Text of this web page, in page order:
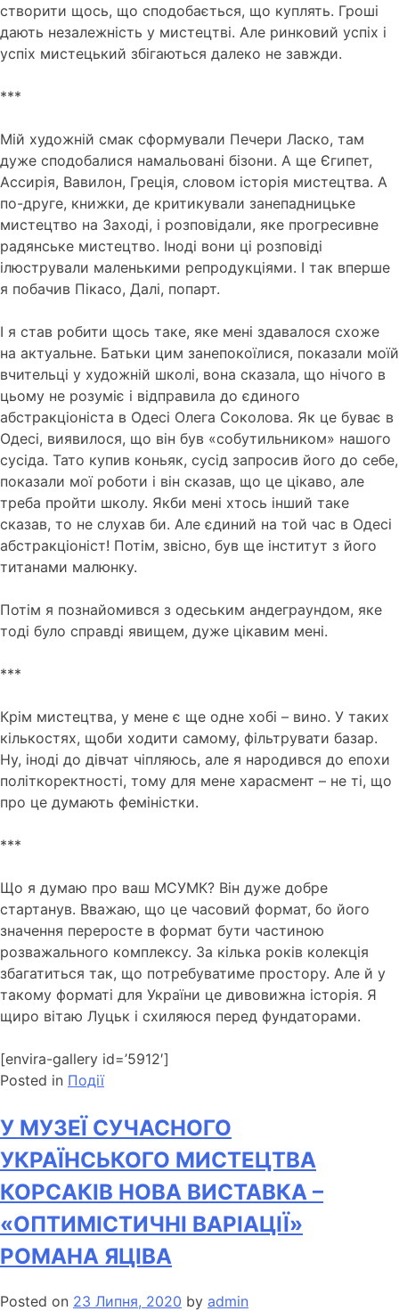
створити щось, що сподобається, що куплять. Гроші
дають незалежність у мистецтві. Але ринковий успіх і
успіх мистецький збігаються далеко не завжди.
***
Мій художній смак сформували Печери Ласко, там
дуже сподобалися намальовані бізони. А ще Єгипет,
Ассирія, Вавилон, Греція, словом історія мистецтва. А
по-друге, книжки, де критикували занепадницьке
мистецтво на Заході, і розповідали, яке прогресивне
радянське мистецтво. Іноді вони ці розповіді
ілюстрували маленькими репродукціями. І так вперше
я побачив Пікасо, Далі, попарт.
І я став робити щось таке, яке мені здавалося схоже
на актуальне. Батьки цим занепокоїлися, показали моїй
вчительці у художній школі, вона сказала, що нічого в
цьому не розуміє і відправила до єдиного
абстракціоніста в Одесі Олега Соколова. Як це буває в
Одесі, виявилося, що він був «собутильником» нашого
сусіда. Тато купив коньяк, сусід запросив його до себе,
показали мої роботи і він сказав, що це цікаво, але
треба пройти школу. Якби мені хтось інший таке
сказав, то не слухав би. Але єдиний на той час в Одесі
абстракціоніст! Потім, звісно, був ще інститут з його
титанами малюнку.
Потім я познайомився з одеським андеграундом, яке
тоді було справді явищем, дуже цікавим мені.
***
Крім мистецтва, у мене є ще одне хобі – вино. У таких
кількостях, щоби ходити самому, фільтрувати базар.
Ну, іноді до дівчат чіпляюсь, але я народився до епохи
політкоректності, тому для мене харасмент – не ті, що
про це думають феміністки.
***
Що я думаю про ваш МСУМК? Він дуже добре
стартанув. Вважаю, що це часовий формат, бо його
значення переросте в формат бути частиною
розважального комплексу. За кілька років колекція
збагатиться так, що потребуватиме простору. Але й у
такому форматі для України це дивовижна історія. Я
щиро вітаю Луцьк і схиляюся перед фундаторами.
[envira-gallery id=’5912′]
Posted in Події
У МУЗЕЇ СУЧАСНОГО
УКРАЇНСЬКОГО МИСТЕЦТВА
КОРСАКІВ НОВА ВИСТАВКА –
«ОПТИМІСТИЧНІ ВАРІАЦІЇ»
РОМАНА ЯЦІВА
Posted on 23 Липня, 2020 by admin